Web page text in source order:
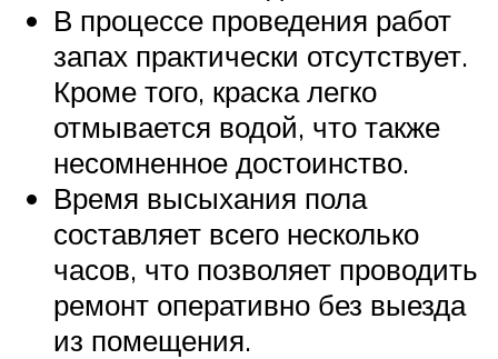
В процессе проведения работ
запах практически отсутствует.
Кроме того, краска легко
отмывается водой, что также
несомненное достоинство.
Время высыхания пола
составляет всего несколько
часов, что позволяет проводить
ремонт оперативно без выезда
из помещения.